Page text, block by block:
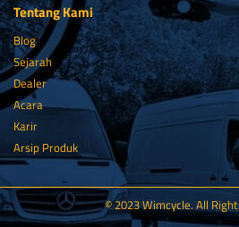
Tentang Kami
Blog
Sejarah
Dealer
Acara
Karir
Arsip Produk
© 2023 Wimcycle. All